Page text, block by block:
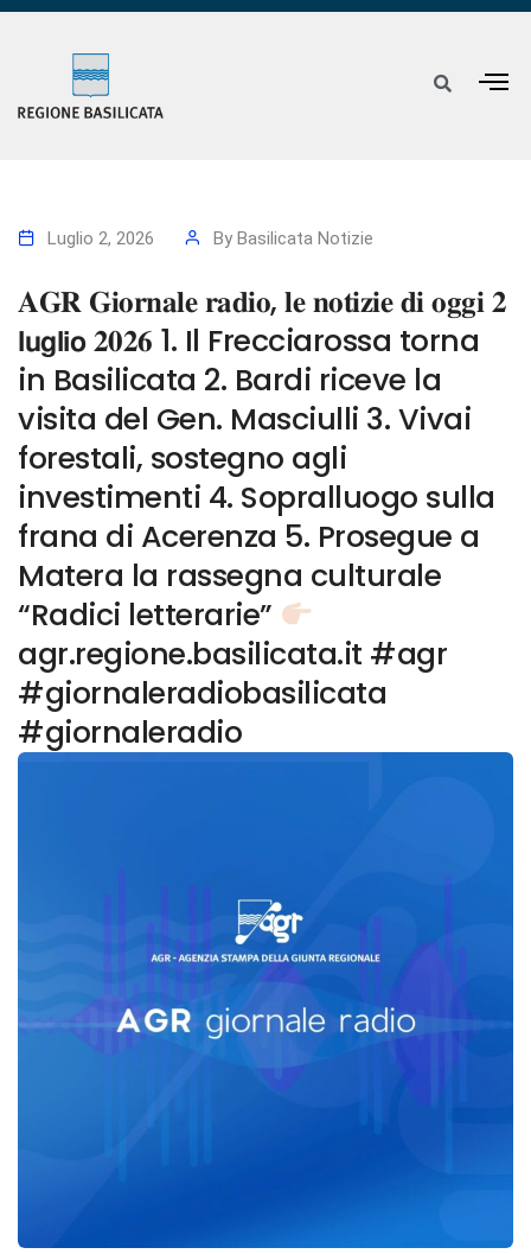
Luglio 2, 2026 By Basilicata Notizie
𝐀𝐆𝐑 𝐆𝐢𝐨𝐫𝐧𝐚𝐥𝐞 𝐫𝐚𝐝𝐢𝐨, 𝐥𝐞 𝐧𝐨𝐭𝐢𝐳𝐢𝐞 𝐝𝐢 𝐨𝐠𝐠𝐢 𝟐
𝗹𝘂𝗴𝗹𝗶𝗼 𝟐𝟎𝟐𝟔 1. Il Frecciarossa torna
in Basilicata 2. Bardi riceve la
visita del Gen. Masciulli 3. Vivai
forestali, sostegno agli
investimenti 4. Sopralluogo sulla
frana di Acerenza 5. Prosegue a
Matera la rassegna culturale
“Radici letterarie”
agr.regione.basilicata.it #agr
#giornaleradiobasilicata
#giornaleradio